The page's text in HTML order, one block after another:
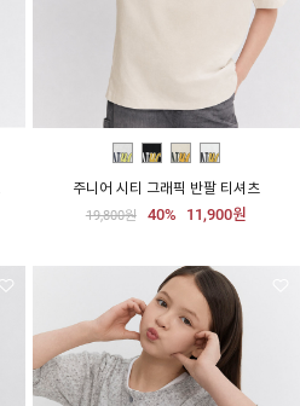
주니어 시티 그래픽 반팔 티셔츠
19,800원 40% 11,900원